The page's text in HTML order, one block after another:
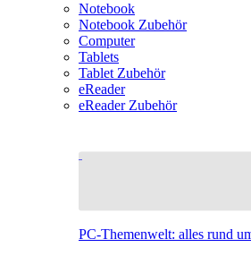
Notebook
Notebook Zubehör
Computer
Tablets
Tablet Zubehör
eReader
eReader Zubehör
PC-Themenwelt: alles rund